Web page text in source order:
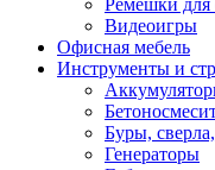
Ремешки для
Видеоигры
Офисная мебель
Инструменты и
Буры,
Генераторы